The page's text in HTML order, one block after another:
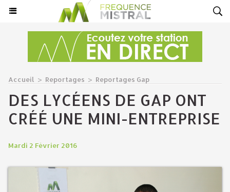
Accueil > Reportages > Reportages Gap
DES LYCÉENS DE GAP ONT
CRÉÉ UNE MINI-ENTREPRISE
Mardi 2 Février 2016